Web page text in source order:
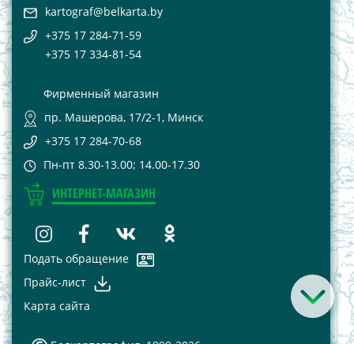
kartograf@belkarta.by
+375 17 284-71-59
+375 17 334-81-54
Фирменный магазин
пр. Машерова, 17/2-1, Минск
+375 17 284-70-68
Пн-пт 8.30-13.00; 14.00-17.30
ИНТЕРНЕТ-МАГАЗИН
Подать обращение
Прайс-лист
Карта сайта